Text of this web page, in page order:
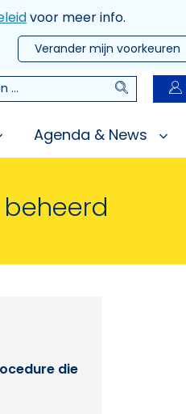
voor meer info.
Verander mijn voorkeuren
Zoeken
Agenda & News
die